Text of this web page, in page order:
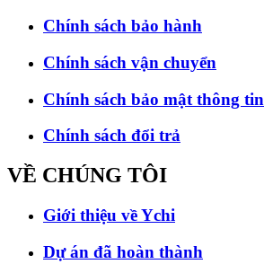
Chính sách bảo hành
Chính sách vận chuyển
Chính sách bảo mật thông tin
Chính sách đổi trả
VỀ CHÚNG TÔI
Giới thiệu về Ychi
Dự án đã hoàn thành